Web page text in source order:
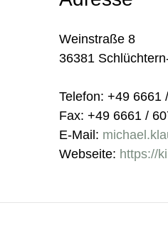
Weinstraße 8
36381
Telefon: +49 6661
Fax: +49 6661 /
E-Mail:
Webseite: https://